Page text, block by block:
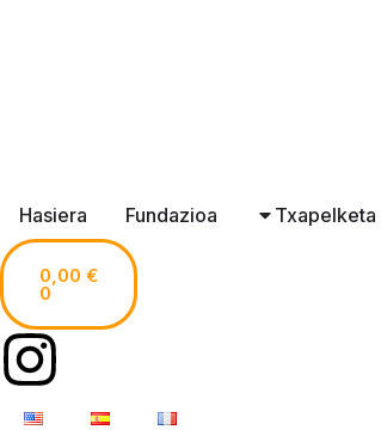
Hasiera Fundazioa Txapelketa
0,00 €
0